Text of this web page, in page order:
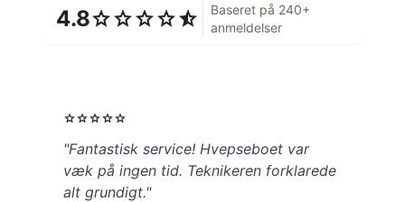
4.8starstarstarstarstar_half
Baseret på 240+
anmeldelser
starstarstarstarstar
"Fantastisk service! Hvepseboet var
væk på ingen tid. Teknikeren forklarede
alt grundigt."